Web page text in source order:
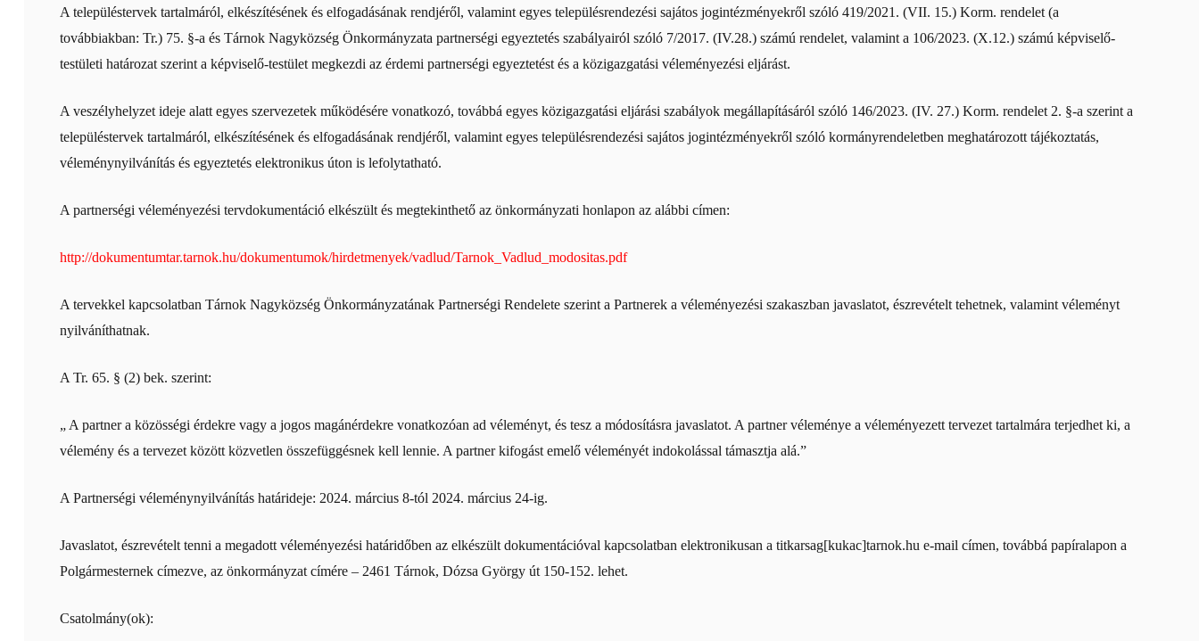
A településtervek tartalmáról, elkészítésének és elfogadásának rendjéről, valamint egyes településrendezési sajátos jogintézményekről szóló 419/2021. (VII. 15.) Korm. rendelet (a
továbbiakban: Tr.) 75. §-a és Tárnok Nagyközség Önkormányzata partnerségi egyeztetés szabályairól szóló 7/2017. (IV.28.) számú rendelet, valamint a 106/2023. (X.12.) számú képviselő-
testületi határozat szerint a képviselő-testület megkezdi az érdemi partnerségi egyeztetést és a közigazgatási véleményezési eljárást.
A veszélyhelyzet ideje alatt egyes szervezetek működésére vonatkozó, továbbá egyes közigazgatási eljárási szabályok megállapításáról szóló 146/2023. (IV. 27.) Korm. rendelet 2. §-a szerint a
településtervek tartalmáról, elkészítésének és elfogadásának rendjéről, valamint egyes településrendezési sajátos jogintézményekről szóló kormányrendeletben meghatározott tájékoztatás,
véleménynyilvánítás és egyeztetés elektronikus úton is lefolytatható.
A partnerségi véleményezési tervdokumentáció elkészült és megtekinthető az önkormányzati honlapon az alábbi címen:
http://dokumentumtar.tarnok.hu/dokumentumok/hirdetmenyek/vadlud/Tarnok_Vadlud_modositas.pdf
A tervekkel kapcsolatban Tárnok Nagyközség Önkormányzatának Partnerségi Rendelete szerint a Partnerek a véleményezési szakaszban javaslatot, észrevételt tehetnek, valamint véleményt
nyilváníthatnak.
A Tr. 65. § (2) bek. szerint:
„ A partner a közösségi érdekre vagy a jogos magánérdekre vonatkozóan ad véleményt, és tesz a módosításra javaslatot. A partner véleménye a véleményezett tervezet tartalmára terjedhet ki, a
vélemény és a tervezet között közvetlen összefüggésnek kell lennie. A partner kifogást emelő véleményét indokolással támasztja alá.”
A Partnerségi véleménynyilvánítás határideje: 2024. március 8-tól 2024. március 24-ig.
Javaslatot, észrevételt tenni a megadott véleményezési határidőben az elkészült dokumentációval kapcsolatban elektronikusan a titkarsag[kukac]tarnok.hu e-mail címen, továbbá papíralapon a
Polgármesternek címezve, az önkormányzat címére – 2461 Tárnok, Dózsa György út 150-152. lehet.
Csatolmány(ok):